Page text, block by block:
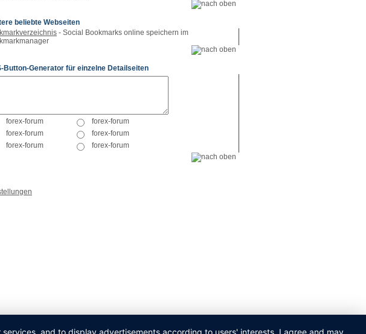
beliebte Webseiten
- Social Bookmarks online speichern im
Button-Generator für einzelne Detailseiten
and to display advertisements according to users' interests. I agree and may